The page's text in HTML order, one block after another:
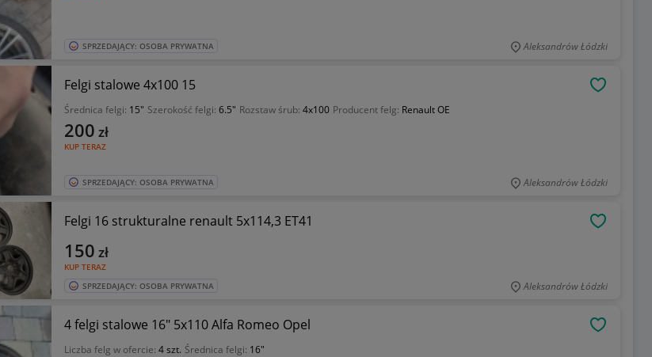
SPRZEDAJĄCY: OSOBA PRYWATNA Aleksandrów Łódzki
Felgi stalowe 4x100 15
Średnica felgi: 15" Szerokość felgi: 6.5" Rozstaw śrub: 4x100 Producent felg: Renault OE
KUP TERAZ
200 zł
SPRZEDAJĄCY: OSOBA PRYWATNA Aleksandrów Łódzki
Felgi 16 strukturalne renault 5x114,3 ET41
KUP TERAZ
150 zł
SPRZEDAJĄCY: OSOBA PRYWATNA Aleksandrów Łódzki
4 felgi stalowe 16" 5x110 Alfa Romeo Opel
Liczba felg w ofercie: 4 szt. Średnica felgi: 16"